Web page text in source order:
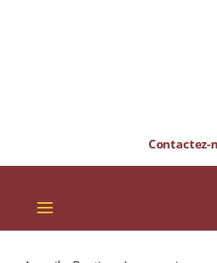
Contactez-
Toggle
Navigation